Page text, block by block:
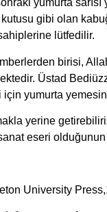
yumurta
gibi olan
lütfedilir.
birisi,
Üstad
yumurta
yerine
eseri olduğunun
University